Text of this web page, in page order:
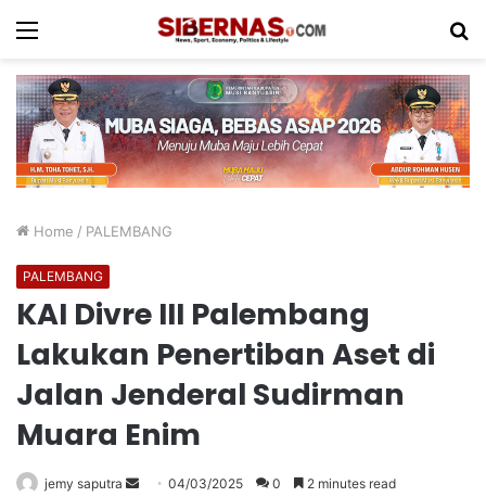
Menu
Home / PALEMBANG
PALEMBANG
KAI Divre III Palembang
Lakukan Penertiban Aset di
Jalan Jenderal Sudirman
Muara Enim
jemy saputra
Send04/03/2025 0 2 minutes read